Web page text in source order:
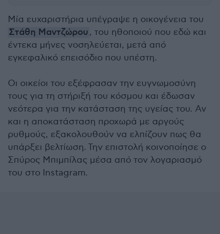
Μία ευχαριστήρια υπέγραψε η οικογένεια του
Στάθη Μαντζώρου , του ηθοποιού που εδώ και
έντεκα μήνες νοσηλεύεται, μετά από
εγκεφαλικό επεισόδιο που υπέστη.
Οι οικείοι του εξέφρασαν την ευγνωμοσύνη
τους για τη στήριξή του κόσμου και έδωσαν
νεότερα για την κατάσταση της υγείας του. Αν
και η αποκατάσταση προχωρά με αργούς
ρυθμούς, εξακολουθούν να ελπίζουν πως θα
υπάρξει βελτίωση. Την επιστολή κοινοποίησε ο
Σπύρος Μπιμπίλας μέσα από τον λογαριασμό
του στο Instagram.